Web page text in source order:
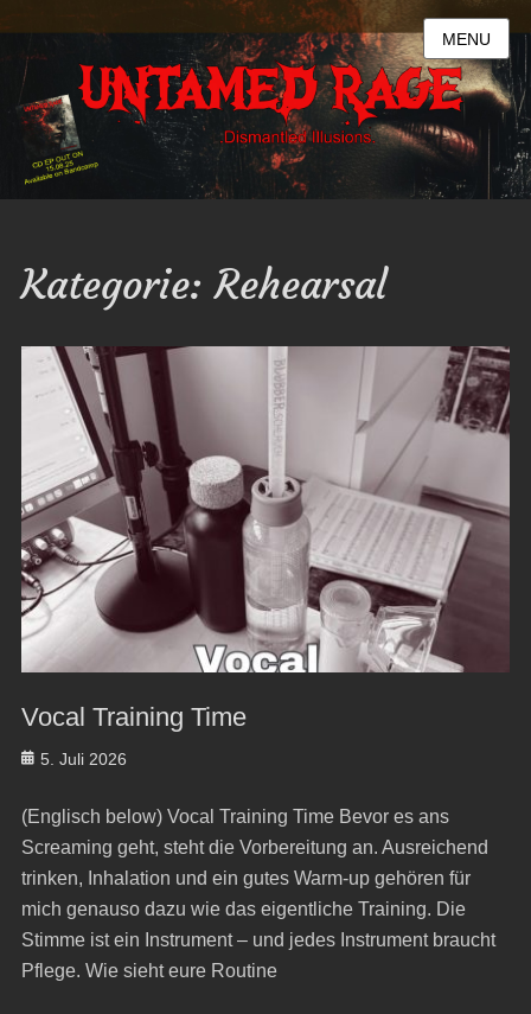
MENU
Kategorie:Rehearsal
Vocal Training Time
Posted
5. Juli 2026
(Englisch below) Vocal Training Time Bevor es ans
Screaming geht, steht die Vorbereitung an. Ausreichend
trinken, Inhalation und ein gutes Warm-up gehören für
mich genauso dazu wie das eigentliche Training. Die
Stimme ist ein Instrument – und jedes Instrument braucht
Pflege. Wie sieht eure Routine